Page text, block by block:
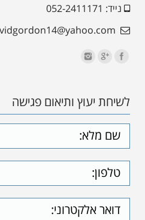
נייד: 052-2411171
לשיחת יעוץ ותיאום פגישה